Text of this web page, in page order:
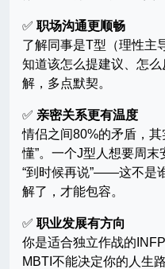
✅ 职场沟通更顺畅
了解同事是T型（理性主
知道该怎么提建议、怎
解，多点默契。
✅ 亲密关系更有温度
情侣之间80%的矛盾，其
懂”。一个J型人想要周
“到时候再说”——这不是
解了，才能包容。
✅ 职业发展有方向
你是适合独立作战的
MBTI不能决定你的人生